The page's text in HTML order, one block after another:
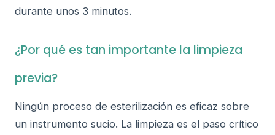
durante unos 3 minutos.
¿Por qué es tan importante la limpieza
previa?
Ningún proceso de esterilización es eficaz sobre
un instrumento sucio. La limpieza es el paso crítico